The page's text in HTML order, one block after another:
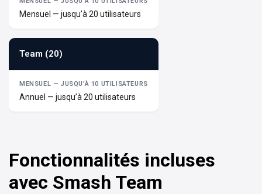
Mensuel — jusqu’à 20 utilisateurs
Team (20)
Annuel — jusqu’à 20 utilisateurs
Fonctionnalités incluses
avec Smash Team